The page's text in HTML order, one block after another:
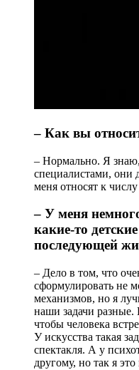
– Как вы
– Нормально. Я
специалистами, они
меня относят к
– У меня
какие-то
последующей
– Дело в том, что
сформулировать не
механизмов, но я
наши задачи разные.
чтобы человека
У искусства такая
спектакля. А у
другому, но так я